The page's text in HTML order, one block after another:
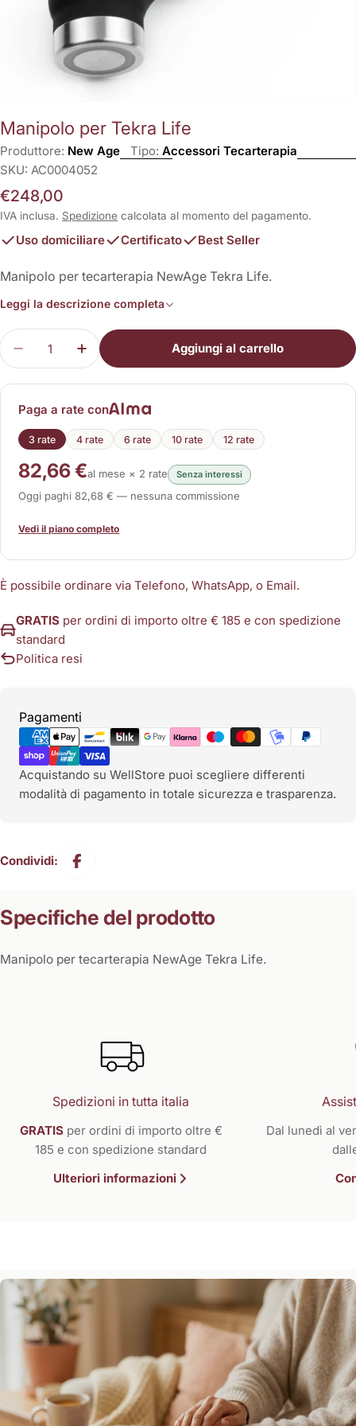
Manipolo per Tekra Life
Produttore: New Age Tipo: Accessori Tecarterapia
SKU: AC0004052
Prezzo
normale
€248,00
IVA inclusa. Spedizione calcolata al momento del pagamento.
Uso domiciliare Certificato Best Seller
Manipolo per tecarterapia NewAge Tekra Life.
Leggi la descrizione completa
Quantità
Diminuisci la quantità per Manipolo per Tekra Life
Aumenta la quantità per Manipolo per
Aggiungi al carrello
Paga a rate con
3 rate 4 rate 6 rate 10 rate 12 rate
82,66 €al mese × 2 rate Senza interessi
Oggi paghi 82,68 € — nessuna commissione
Vedi il piano completo
È possibile ordinare via Telefono, WhatsApp, o Email.
GRATIS per ordini di importo oltre € 185 e con spedizione
standard
Politica resi
Pagamenti
Metodi
di
pagamento
Acquistando su WellStore puoi scegliere differenti
modalità di pagamento in totale sicurezza e trasparenza.
Condividi:
Specifiche del prodotto
Manipolo per tecarterapia NewAge Tekra Life.
Spedizioni in tutta italia
GRATIS per ordini di importo oltre €
185 e con spedizione standard
Ulteriori informazioni
Dal lunedì al